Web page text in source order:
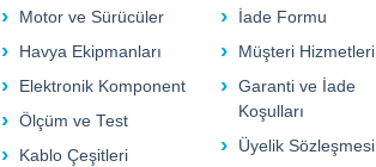
Motor ve Sürücüler
Havya Ekipmanları
Elektronik Komponent
Ölçüm ve Test
Kablo Çeşitleri
İade Formu
Müşteri Hizmetleri
Garanti ve İade
Koşulları
Üyelik Sözleşmesi